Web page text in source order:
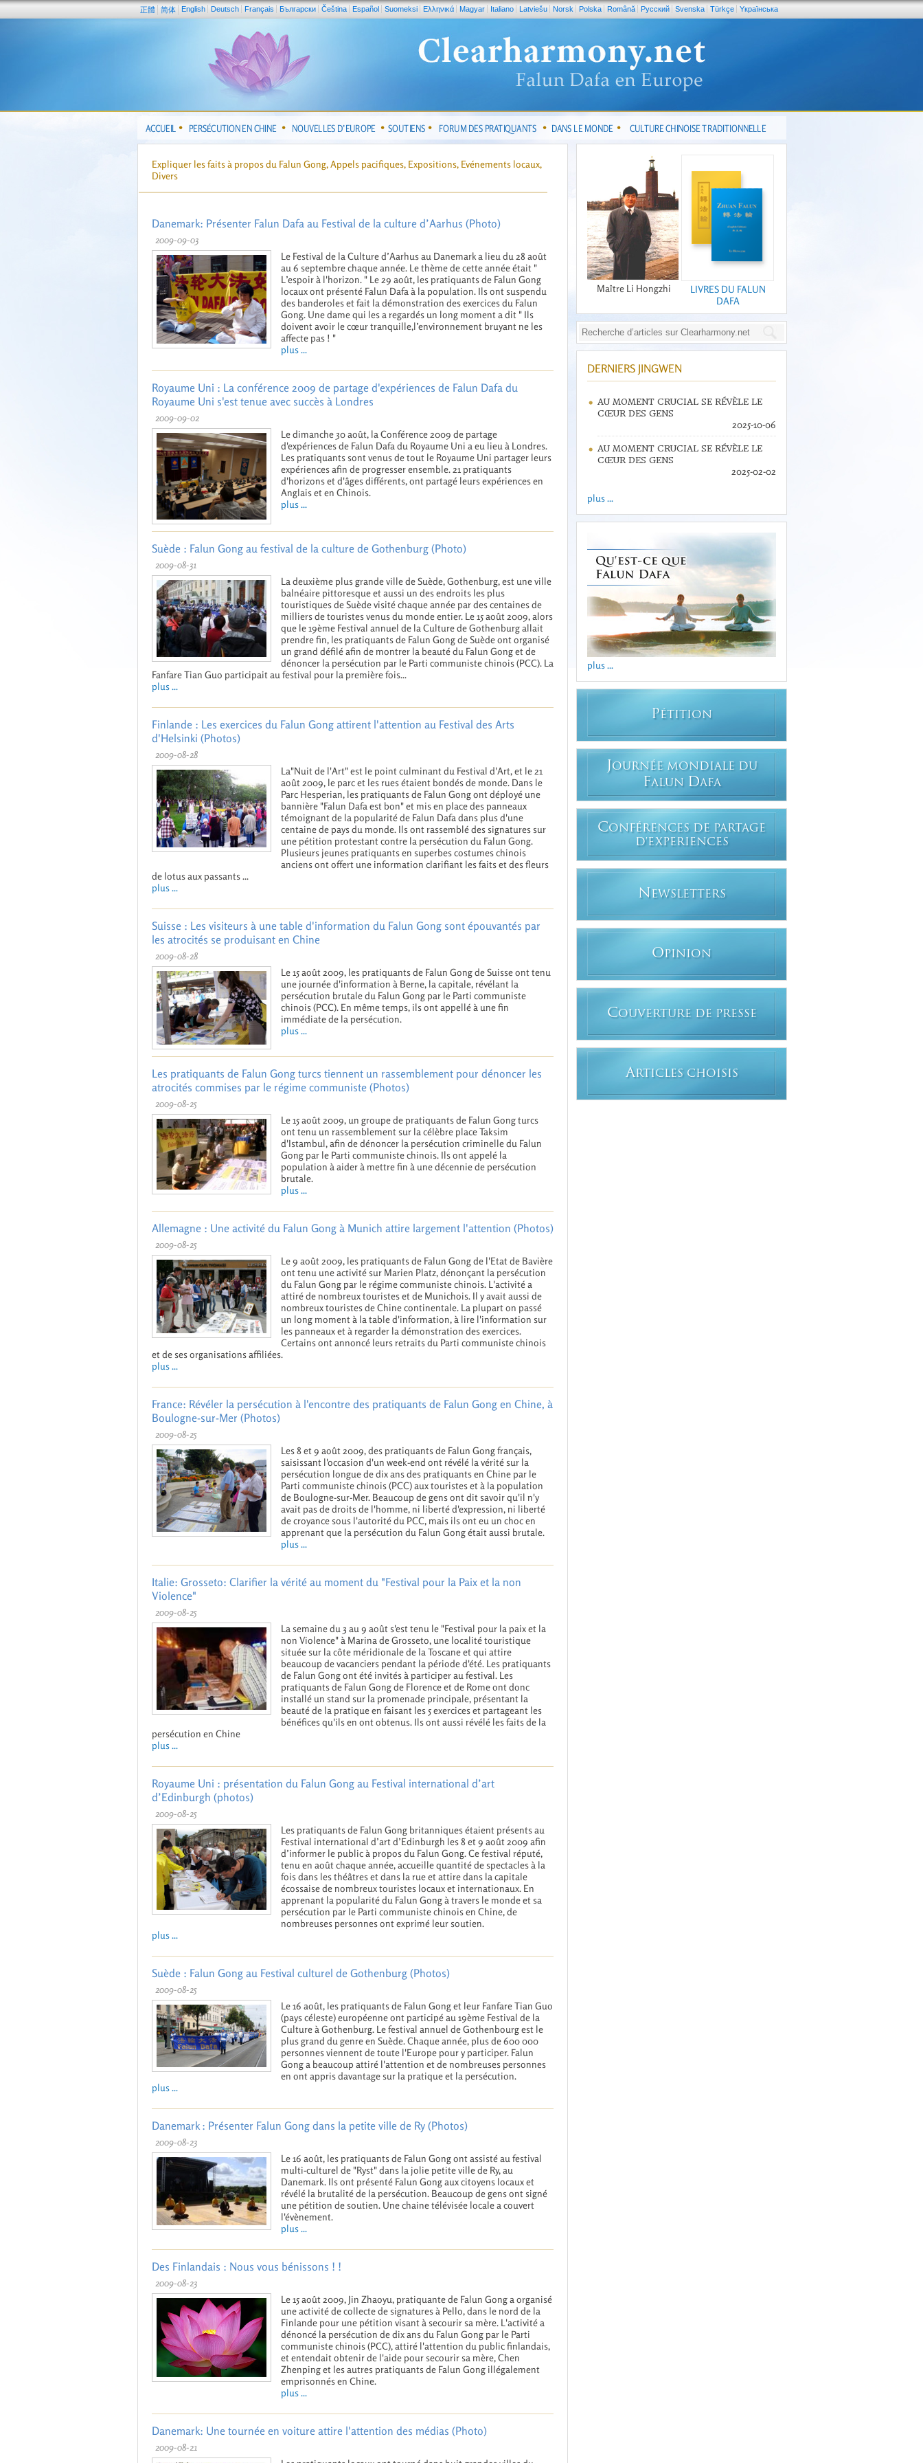
正體 简体 English Deutsch Français Български Čeština Español Suomeksi Ελληνικά Magyar Italiano Latviešu Norsk Polska Română Pусский Svenska Türkçe Yкраїнська
ACCUEIL PERSÉCUTION EN CHINE NOUVELLES D’EUROPE SOUTIENS FORUM DES PRATIQUANTS DANS LE MONDE CULTURE CHINOISE TRADITIONNELLE
Expliquer les faits à propos du Falun Gong, Appels pacifiques, Expositions, Evénements locaux,
Divers
Danemark: Présenter Falun Dafa au Festival de la culture d’Aarhus (Photo)
2009-09-03
Le Festival de la Culture d’Aarhus au Danemark a lieu du 28 août
au 6 septembre chaque année. Le thème de cette année était "
L’espoir à l'horizon. " Le 29 août, les pratiquants de Falun Gong
locaux ont présenté Falun Dafa à la population. Ils ont suspendu
des banderoles et fait la démonstration des exercices du Falun
Gong. Une dame qui les a regardés un long moment a dit " Ils
doivent avoir le cœur tranquille,l’environnement bruyant ne les
affecte pas ! "
plus ...
Royaume Uni : La conférence 2009 de partage d'expériences de Falun Dafa du
Royaume Uni s'est tenue avec succès à Londres
2009-09-02
Le dimanche 30 août, la Conférence 2009 de partage
d'expériences de Falun Dafa du Royaume Uni a eu lieu à Londres.
Les pratiquants sont venus de tout le Royaume Uni partager leurs
expériences afin de progresser ensemble. 21 pratiquants
d'horizons et d'âges différents, ont partagé leurs expériences en
Anglais et en Chinois.
plus ...
Suède : Falun Gong au festival de la culture de Gothenburg (Photo)
2009-08-31
La deuxième plus grande ville de Suède, Gothenburg, est une ville
balnéaire pittoresque et aussi un des endroits les plus
touristiques de Suède visité chaque année par des centaines de
milliers de touristes venus du monde entier. Le 15 août 2009, alors
que le 19ème Festival annuel de la Culture de Gothenburg allait
prendre fin, les pratiquants de Falun Gong de Suède ont organisé
un grand défilé afin de montrer la beauté du Falun Gong et de
dénoncer la persécution par le Parti communiste chinois (PCC). La
Fanfare Tian Guo participait au festival pour la première fois...
plus ...
Finlande : Les exercices du Falun Gong attirent l'attention au Festival des Arts
d'Helsinki (Photos)
2009-08-28
La"Nuit de l'Art" est le point culminant du Festival d'Art, et le 21
août 2009, le parc et les rues étaient bondés de monde. Dans le
Parc Hesperian, les pratiquants de Falun Gong ont déployé une
bannière "Falun Dafa est bon" et mis en place des panneaux
témoignant de la popularité de Falun Dafa dans plus d'une
centaine de pays du monde. Ils ont rassemblé des signatures sur
une pétition protestant contre la persécution du Falun Gong.
Plusieurs jeunes pratiquants en superbes costumes chinois
anciens ont offert une information clarifiant les faits et des fleurs
de lotus aux passants ...
plus ...
Suisse : Les visiteurs à une table d'information du Falun Gong sont épouvantés par
les atrocités se produisant en Chine
2009-08-28
Le 15 août 2009, les pratiquants de Falun Gong de Suisse ont tenu
une journée d'information à Berne, la capitale, révélant la
persécution brutale du Falun Gong par le Parti communiste
chinois (PCC). En même temps, ils ont appellé à une fin
immédiate de la persécution.
plus ...
Les pratiquants de Falun Gong turcs tiennent un rassemblement pour dénoncer les
atrocités commises par le régime communiste (Photos)
2009-08-25
Le 15 août 2009, un groupe de pratiquants de Falun Gong turcs
ont tenu un rassemblement sur la célèbre place Taksim
d'Istambul, afin de dénoncer la persécution criminelle du Falun
Gong par le Parti communiste chinois. Ils ont appelé la
population à aider à mettre fin à une décennie de persécution
brutale.
plus ...
Allemagne : Une activité du Falun Gong à Munich attire largement l'attention (Photos)
2009-08-25
Le 9 août 2009, les pratiquants de Falun Gong de l'Etat de Bavière
ont tenu une activité sur Marien Platz, dénonçant la persécution
du Falun Gong par le régime communiste chinois. L'activité a
attiré de nombreux touristes et de Munichois. Il y avait aussi de
nombreux touristes de Chine continentale. La plupart on passé
un long moment à la table d'information, à lire l'information sur
les panneaux et à regarder la démonstration des exercices.
Certains ont annoncé leurs retraits du Parti communiste chinois
et de ses organisations affiliées.
plus ...
France: Révéler la persécution à l'encontre des pratiquants de Falun Gong en Chine, à
Boulogne-sur-Mer (Photos)
2009-08-25
Les 8 et 9 août 2009, des pratiquants de Falun Gong français,
saisissant l'occasion d'un week-end ont révélé la vérité sur la
persécution longue de dix ans des pratiquants en Chine par le
Parti communiste chinois (PCC) aux touristes et à la population
de Boulogne-sur-Mer. Beaucoup de gens ont dit savoir qu'il n'y
avait pas de droits de l'homme, ni liberté d'expression, ni liberté
de croyance sous l'autorité du PCC, mais ils ont eu un choc en
apprenant que la persécution du Falun Gong était aussi brutale.
plus ...
Italie: Grosseto: Clarifier la vérité au moment du "Festival pour la Paix et la non
Violence"
2009-08-25
La semaine du 3 au 9 août s'est tenu le "Festival pour la paix et la
non Violence" à Marina de Grosseto, une localité touristique
située sur la côte méridionale de la Toscane et qui attire
beaucoup de vacanciers pendant la période d'été. Les pratiquants
de Falun Gong ont été invités à participer au festival. Les
pratiquants de Falun Gong de Florence et de Rome ont donc
installé un stand sur la promenade principale, présentant la
beauté de la pratique en faisant les 5 exercices et partageant les
bénéfices qu'ils en ont obtenus. Ils ont aussi révélé les faits de la
persécution en Chine
plus ...
Royaume Uni : présentation du Falun Gong au Festival international d’art
d’Edinburgh (photos)
2009-08-25
Les pratiquants de Falun Gong britanniques étaient présents au
Festival international d’art d’Edinburgh les 8 et 9 août 2009 afin
d’informer le public à propos du Falun Gong. Ce festival réputé,
tenu en août chaque année, accueille quantité de spectacles à la
fois dans les théâtres et dans la rue et attire dans la capitale
écossaise de nombreux touristes locaux et internationaux. En
apprenant la popularité du Falun Gong à travers le monde et sa
persécution par le Parti communiste chinois en Chine, de
nombreuses personnes ont exprimé leur soutien.
plus ...
Suède : Falun Gong au Festival culturel de Gothenburg (Photos)
2009-08-25
Le 16 août, les pratiquants de Falun Gong et leur Fanfare Tian Guo
(pays céleste) européenne ont participé au 19ème Festival de la
Culture à Gothenburg. Le festival annuel de Gothenbourg est le
plus grand du genre en Suède. Chaque année, plus de 600 000
personnes viennent de toute l'Europe pour y participer. Falun
Gong a beaucoup attiré l'attention et de nombreuses personnes
en ont appris davantage sur la pratique et la persécution.
plus ...
Danemark : Présenter Falun Gong dans la petite ville de Ry (Photos)
2009-08-23
Le 16 août, les pratiquants de Falun Gong ont assisté au festival
multi-culturel de "Ryst" dans la jolie petite ville de Ry, au
Danemark. Ils ont présenté Falun Gong aux citoyens locaux et
révélé la brutalité de la persécution. Beaucoup de gens ont signé
une pétition de soutien. Une chaine télévisée locale a couvert
l'évènement.
plus ...
Des Finlandais : Nous vous bénissons ! !
2009-08-23
Le 15 août 2009, Jin Zhaoyu, pratiquante de Falun Gong a organisé
une activité de collecte de signatures à Pello, dans le nord de la
Finlande pour une pétition visant à secourir sa mère. L'activité a
dénoncé la persécution de dix ans du Falun Gong par le Parti
communiste chinois (PCC), attiré l'attention du public finlandais,
et entendait obtenir de l'aide pour secourir sa mère, Chen
Zhenping et les autres pratiquants de Falun Gong illégalement
emprisonnés en Chine.
plus ...
Danemark: Une tournée en voiture attire l'attention des médias (Photo)
2009-08-21
Maître Li Hongzhi
LIVRES DU FALUN
DAFA
DERNIERS JINGWEN
AU MOMENT CRUCIAL SE RÉVÈLE LE
CŒUR DES GENS
2025-10-06
AU MOMENT CRUCIAL SE RÉVÈLE LE
CŒUR DES GENS
2025-02-02
plus ...
plus ...
PÉTITION
JOURNÉE MONDIALE DU
FALUN DAFA
CONFÉRENCES DE PARTAGE
D'EXPERIENCES
N EWSLETTERS
OPINION
COUVERTURE DE PRESSE
ARTICLES CHOISIS